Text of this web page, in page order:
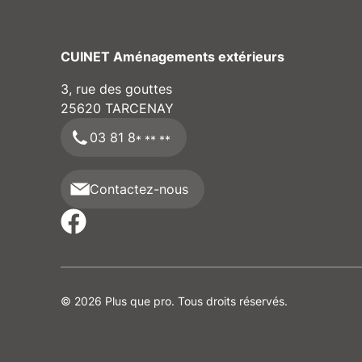
CUINET Aménagements extérieurs
3, rue des gouttes
25620 TARCENAY
03 81 8* ** **
Contactez-nous
© 2026 Plus que pro. Tous droits réservés.